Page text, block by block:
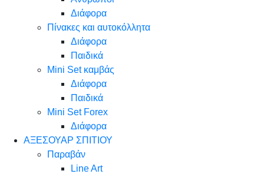
Διάφορα
Πίνακες και αυτοκόλλητα
Διάφορα
Παιδικά
Mini Set καμβάς
Διάφορα
Παιδικά
Mini Set Forex
Διάφορα
ΑΞΕΣΟΥΑΡ ΣΠΙΤΙΟΥ
Παραβάν
Line Art